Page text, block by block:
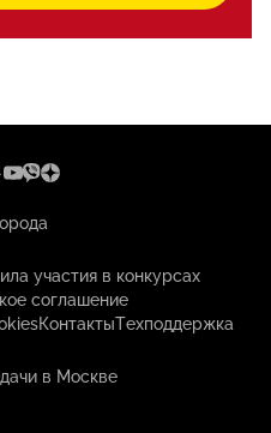
участия в конкурсах
соглашение
КонтактыТехподдержка
в Москве